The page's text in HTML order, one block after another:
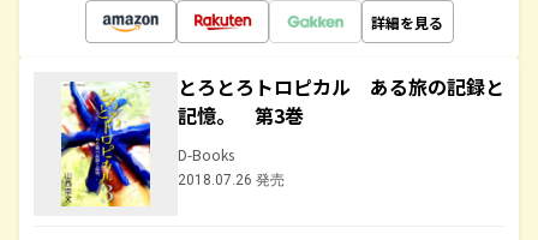
詳細を見る
とろとろトロピカル ある旅の記録と
記憶。 第3巻
D-Books
2018.07.26 発売